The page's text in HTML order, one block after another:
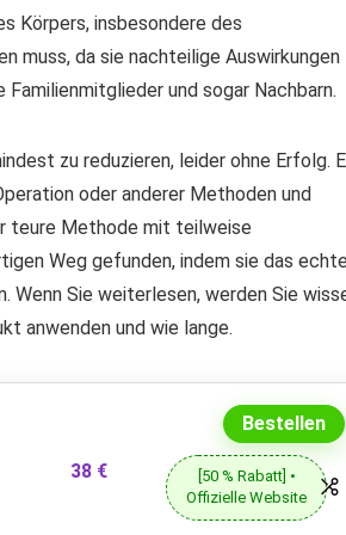
Körpers, insbesondere des
muss, da sie nachteilige Auswirkungen
und sogar Nachbarn.
zu reduzieren, leider ohne Erfolg.
oder anderer Methoden und
teure Methode mit teilweise
Weg gefunden, indem sie das echte
Wenn Sie weiterlesen, werden Sie
anwenden und wie lange.
38 €
Bestellen
[50 % Rabatt] •
Offizielle Website